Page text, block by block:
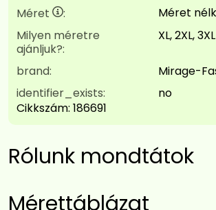
Méret :
Méret
Milyen méretre
ajánljuk?:
XL, 2XL, 3XL
brand:
Mirage-
identifier_exists:
no
Cikkszám: 186691
Rólunk mondtátok
Mérettáblázat